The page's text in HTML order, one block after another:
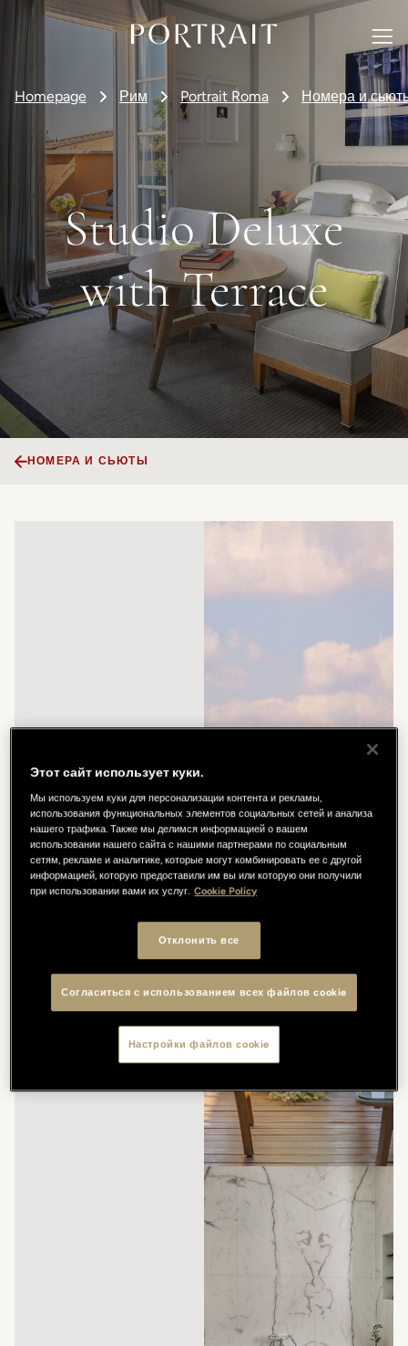
Homepage Рим Portrait Roma Номера и
Studio Deluxe
with Terrace
НОМЕРА И СЬЮТЫ
Этот сайт использует куки.
Мы используем куки для персонализации контента и рекламы,
использования функциональных элементов социальных сетей и анализа
нашего трафика. Также мы делимся информацией о вашем
использовании нашего сайта с нашими партнерами по социальным
сетям, рекламе и аналитике, которые могут комбинировать ее с другой
информацией, которую предоставили им вы или которую они получили
при использовании вами их услуг. Cookie Policy
Отклонить все
Согласиться с использованием всех файлов cookie
Настройки файлов cookie